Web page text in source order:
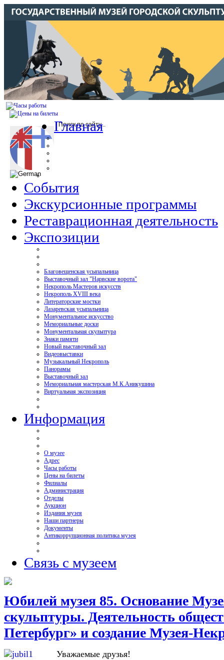
Главная
События
Экскурсионные программы
Реставрационная деятельность
Экспозиции
Благовещенская усыпальница
Выставочный зал "Нарвские ворота"
Некрополь Мастеров искусств
Некрополь XVIII века
Литераторские мостки
Лазаревская усыпальница
Монументальное искусство
Мемориальные доски
Монументальная скульптура
Знаки памяти
Новый выставочный зал
Видеовыставки
Музыкальный Некрополь
Панорамы
Выставочный зал
Мемориальная мастерская М.К.Аникушина
Виртуальная экспозиция
Информация
О музее
Адрес
Часы работы
Цены на билеты
Филиалы
Администрация
Отделы
Аукцион
Издания музея
Наши партнеры
Документы
Антикоррупционная политика музея
Связь с музеем
Юбилей музея 85. Основание
скульптуры. Деятельность
Петербург» и создание Музея-
Уважаемые друзья!